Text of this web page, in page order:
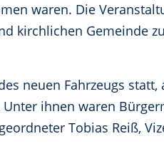
waren. Die
kirchlichen Gemeinde
neuen Fahrzeugs
ihnen waren
Tobias Reiß,